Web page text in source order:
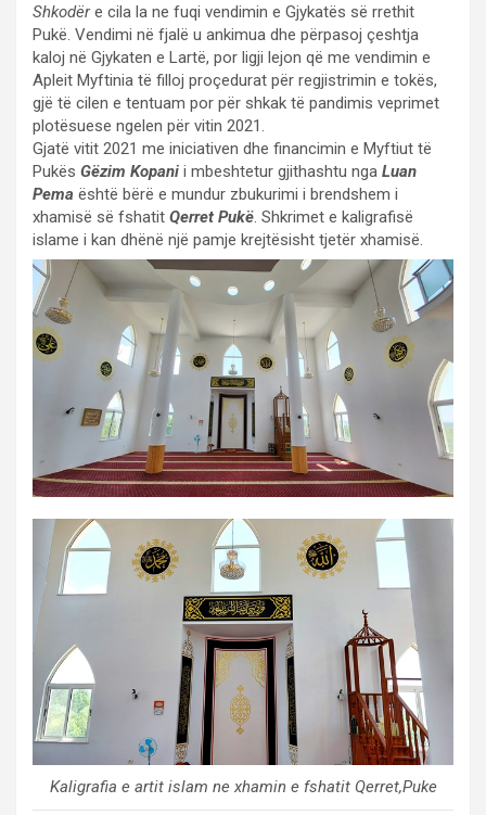
Shkodëre cila la ne fuqi vendimin e Gjykatës së rrethit
Pukë. Vendimi në fjalë u ankimua dhe përpasoj çeshtja
kaloj në Gjykaten e Lartë, por ligji lejon që me vendimin e
Apleit Myftinia të filloj proçedurat për regjistrimin e tokës,
gjë të cilen e tentuam por për shkak të pandimis veprimet
plotësuese ngelen për vitin 2021.
Gjatë vitit 2021 me iniciativen dhe financimin e Myftiut të
Pukës Gëzim Kopani i mbeshtetur gjithashtu nga Luan
Pema është bërë e mundur zbukurimi i brendshem i
xhamisë së fshatit Qerret Pukë. Shkrimet e kaligrafisë
islame i kan dhënë një pamje krejtësisht tjetër xhamisë.
Kaligrafia e artit islam ne xhamin e fshatit Qerret,Puke